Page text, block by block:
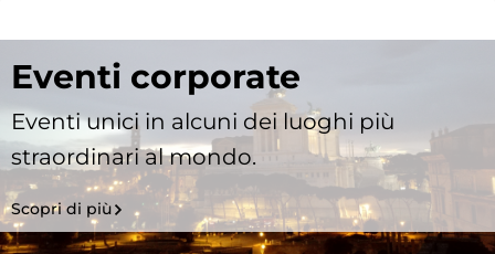
Eventi corporate
Eventi unici in alcuni dei luoghi più
straordinari al mondo.
Scopri di più